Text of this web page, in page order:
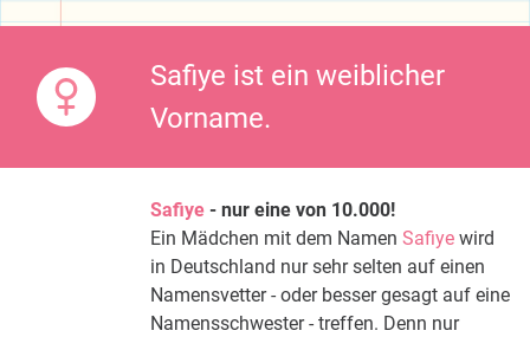
Safiye ist ein weiblicher
Vorname.
Safiye - nur eine von 10.000!
Ein Mädchen mit dem Namen Safiye wird
in Deutschland nur sehr selten auf einen
Namensvetter - oder besser gesagt auf eine
Namensschwester - treffen. Denn nur